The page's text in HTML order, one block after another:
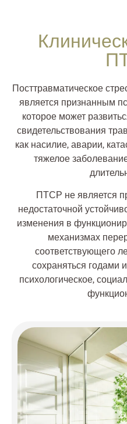
Посттравматическое
является признанным
которое может
свидетельствования
как насилие, аварии,
тяжелое
ПТСР не является
недостаточной
изменения в
механизмах
соответствующего
сохраняться годами
психологическое,